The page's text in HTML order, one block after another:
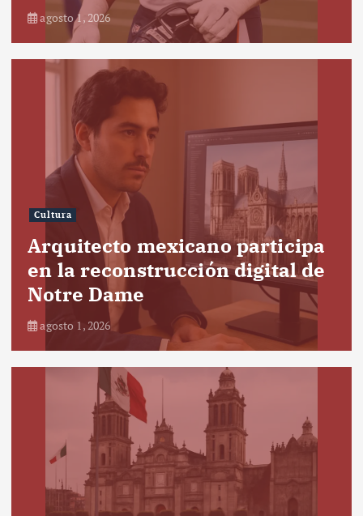
agosto 1, 2026
Cultura
Arquitecto mexicano participa
en la reconstrucción digital de
Notre Dame
agosto 1, 2026